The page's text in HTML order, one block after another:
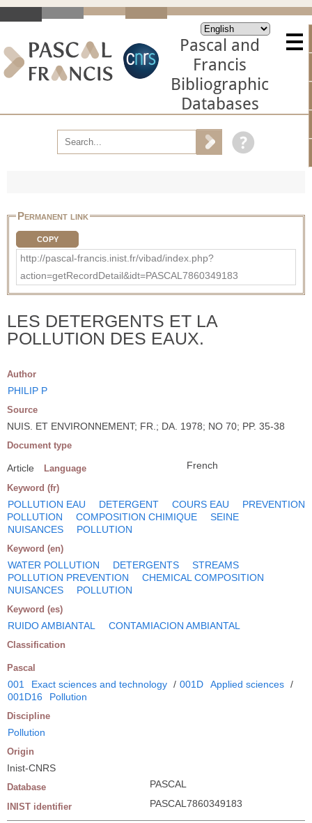
Pascal and
Francis
Bibliographic
Databases
Permanent link
COPY
http://pascal-francis.inist.fr/vibad/index.php?
action=getRecordDetail&idt=PASCAL7860349183
LES DETERGENTS ET LA
POLLUTION DES EAUX.
Author
PHILIP P
Source
NUIS. ET ENVIRONNEMENT; FR.; DA. 1978; NO 70; PP. 35-38
Document type
Article Language French
Keyword (fr)
POLLUTION EAU DETERGENT COURS EAU
PREVENTION
POLLUTION
COMPOSITION CHIMIQUE
SEINE
NUISANCES
POLLUTION
Keyword (en)
WATER POLLUTION DETERGENTS
STREAMS
POLLUTION PREVENTION
CHEMICAL COMPOSITION
NUISANCES
POLLUTION
Keyword (es)
RUIDO AMBIANTAL CONTAMIACION AMBIANTAL
Classification
Pascal
001 Exact sciences and technology / 001D Applied sciences /
001D16
Pollution
Discipline
Pollution
Origin
Inist-CNRS
Database PASCAL
INIST identifier PASCAL7860349183